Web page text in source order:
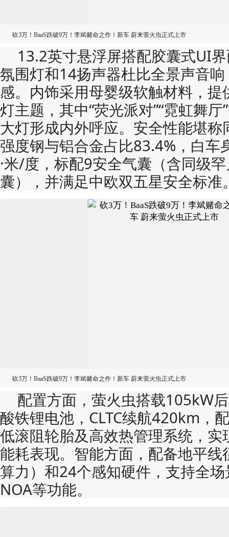
砍3万！BaaS跌破9万！李斌赌命之作！新车 蔚来萤火虫正式上市
13.2英寸悬浮屏搭配胶囊式UI
氛围灯和14扬声器杜比全景声音
感。内饰采用母婴级软触材料，
灯主题，其中“荧光派对”“霓虹舞
大灯形成内外呼应。安全性能堪
强度钢与铝合金占比83.4%​​，白车
·米/度，标配​​9安全气囊​​（含同级
囊），并满足中欧双五星安全标准
砍3万！BaaS跌破9万！李斌赌命之作！新车 蔚来萤火虫正式上市
配置方面，萤火虫搭载​​105kW
酸铁锂电池​​，CLTC续航420km，
低滚阻轮胎及高效热管理系统，
能耗表现。智能方面，配备​​地平线
算力）和24个感知硬件，支持全
NOA等功能。